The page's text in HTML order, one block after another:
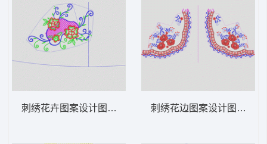
刺绣花卉图案设计图 领 衣边下摆 中东阿拉刺绣花边图案设计图 领 衣